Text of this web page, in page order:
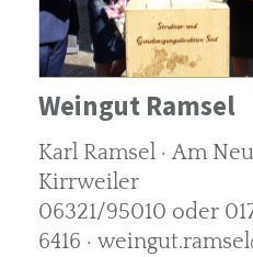
Weingut Ramsel
Karl Ramsel · Am
Kirrweiler
06321/95010 oder
6416 ·